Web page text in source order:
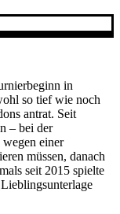
in
so tief wie noch
antrat. Seit
– bei der
einer
müssen, danach
seit 2015 spielte